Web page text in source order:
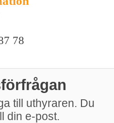
78
till uthyraren. Du
din e-post.